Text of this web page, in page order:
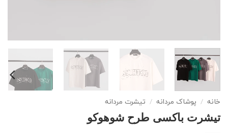
خانه / پوشاک مردانه / تیشرت مردانه
تیشرت باکسی طرح شوهوکو